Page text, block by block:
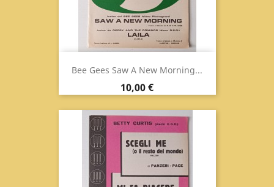
Bee Gees Saw A New Morning...
Prix
10,00 €